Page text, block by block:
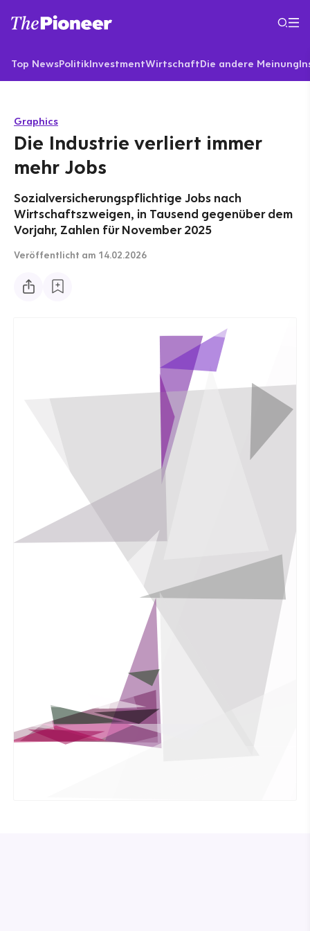
Top NewsPolitikInvestmentWirtschaftDie andere Meinung
Graphics
Die Industrie verliert immer
mehr Jobs
Sozialversicherungspflichtige Jobs nach
Wirtschaftszweigen, in Tausend gegenüber dem
Vorjahr, Zahlen für November 2025
Veröffentlicht am 14.02.2026